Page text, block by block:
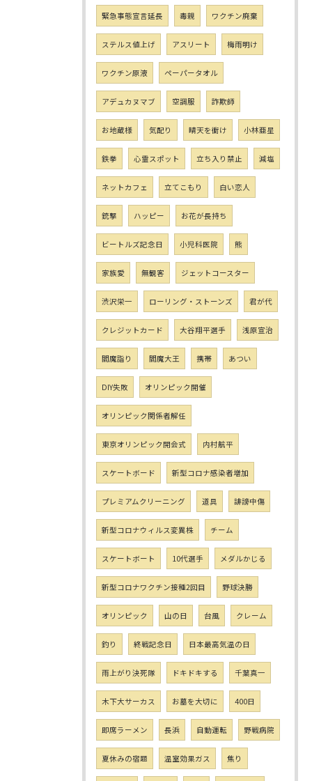
緊急事態宣言延長 毒親 ワクチン廃棄
ステルス値上げ アスリート 梅雨明け
ワクチン原液 ペーパータオル
アデュカヌマブ 空調服 詐欺師
お地蔵様 気配り 晴天を衝け 小林亜星
鉄拳 心霊スポット 立ち入り禁止 減塩
ネットカフェ 立てこもり 白い恋人
銃撃 ハッピー お花が長持ち
ビートルズ記念日 小児科医院 熊
家族愛 無観客 ジェットコースター
渋沢栄一 ローリング・ストーンズ 君が代
クレジットカード 大谷翔平選手 浅原宣治
閻魔詣り 閻魔大王 携帯 あつい
DIY失敗 オリンピック開催
オリンピック関係者解任
東京オリンピック開会式 内村航平
スケートボード 新型コロナ感染者増加
プレミアムクリーニング 道具 誹謗中傷
新型コロナウィルス変異株 チーム
スケートボート 10代選手 メダルかじる
新型コロナワクチン接種2回目 野球決勝
オリンピック 山の日 台風 クレーム
釣り 終戦記念日 日本最高気温の日
雨上がり決死隊 ドキドキする 千葉真一
木下大サーカス お墓を大切に 400日
即席ラーメン 長浜 自動運転 野戦病院
夏休みの宿題 温室効果ガス 焦り